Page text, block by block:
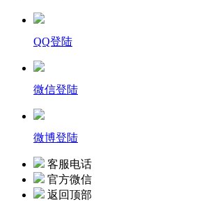
QQ登陆
微信登陆
微博登陆
客服电话
官方微信
返回顶部